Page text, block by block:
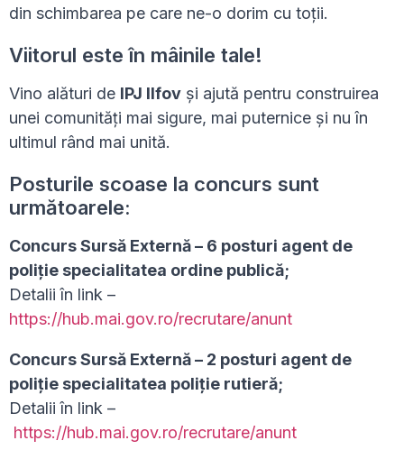
din schimbarea pe care ne-o dorim cu toții.
Viitorul este în mâinile tale!
Vino alături de IPJ Ilfov și ajută pentru construirea
unei comunități mai sigure, mai puternice și nu în
ultimul rând mai unită.
Posturile scoase la concurs sunt
următoarele:
Concurs Sursă Externă – 6 posturi agent de
poliție specialitatea ordine publică;
Detalii în link –
https://hub.mai.gov.ro/recrutare/anunt
Concurs Sursă Externă – 2 posturi agent de
poliție specialitatea poliție rutieră;
Detalii în link –
https://hub.mai.gov.ro/recrutare/anunt